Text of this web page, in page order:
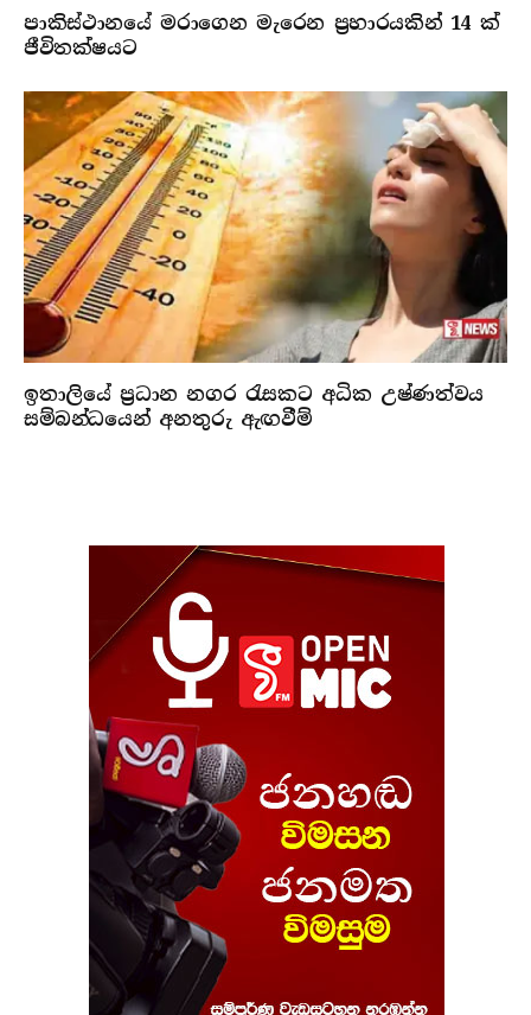
පාකිස්ථානයේ මරාගෙන මැරෙන ප්‍රහාරයකින් 14 ක්
ජීවිතක්ෂයට
ඉතාලියේ ප්‍රධාන නගර රැසකට අධික උෂ්ණත්වය
සම්බන්ධයෙන් අනතුරු ඇඟවීම්